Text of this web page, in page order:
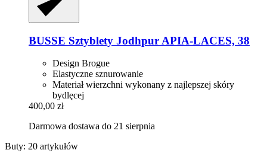
BUSSE Sztyblety Jodhpur APIA-​LACES, 38
Design Brogue
Elastyczne sznurowanie
Materiał wierzchni wykonany z najlepszej skóry
bydlęcej
400,00 zł
Darmowa dostawa do 21 sierpnia
Buty: 20 artykułów